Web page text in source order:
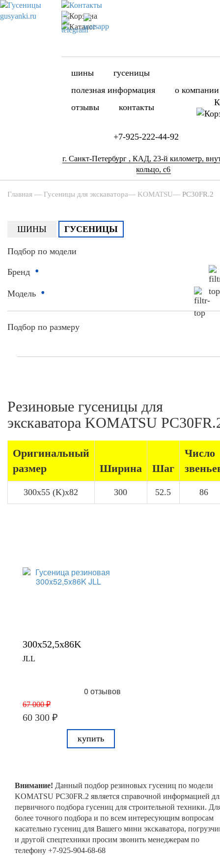
шины
гусеницы
полезная информация
о компании
отзывы
контакты
+7-925-222-44-92
г. Санкт-Петербург , КАД, 23-й километр,
кольцо, с6
Главная — Гусеницы для экскаватора— KOMATSU— PC30FR.2
ШИНЫ ГУСЕНИЦЫ
Подбор по модели
Бренд •
Модель •
Подбор по размеру
Резиновые гусеницы для
экскаватора KOMATSU
Оригинальный
размер
Ширина Шаг
Число
300x55 (K)x82 300 52.5 86
300x52,5x86K
JLL
0 отзывов
67 000 ₽
60 300 ₽
купить
Внимание! Данный подбор резиновых гусениц по модели
KOMATSU PC30FR.2 является справочной информацией
первичного подбора гусениц для строительной техники.
более точного подбора и по всем интересующим вопросам
касательно гусениц для Вашего мини экскаватора,
и другой спецтехники просим звонить менеджерам по
телефону +7-925-904-68-68